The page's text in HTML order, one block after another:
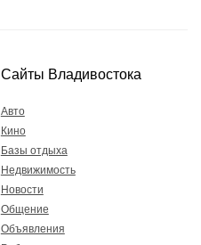
Сайты Владивостока
Авто
Кино
Базы отдыха
Недвижимость
Новости
Общение
Объявления